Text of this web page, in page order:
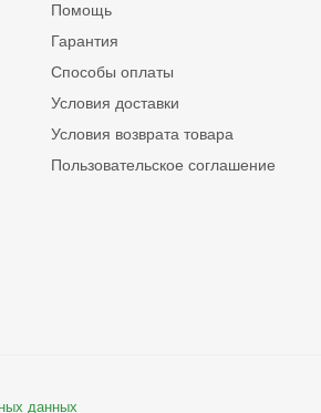
Помощь
Гарантия
Способы оплаты
Условия доставки
Условия возврата товара
Пользовательское соглашение
данных